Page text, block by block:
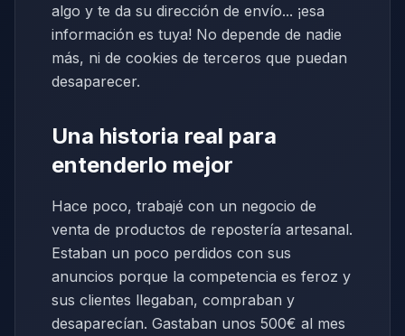
algo y te da su dirección de envío... ¡esa
información es tuya! No depende de nadie
más, ni de cookies de terceros que puedan
desaparecer.
Una historia real para
entenderlo mejor
Hace poco, trabajé con un negocio de
venta de productos de repostería artesanal.
Estaban un poco perdidos con sus
anuncios porque la competencia es feroz y
sus clientes llegaban, compraban y
desaparecían. Gastaban unos 500€ al mes